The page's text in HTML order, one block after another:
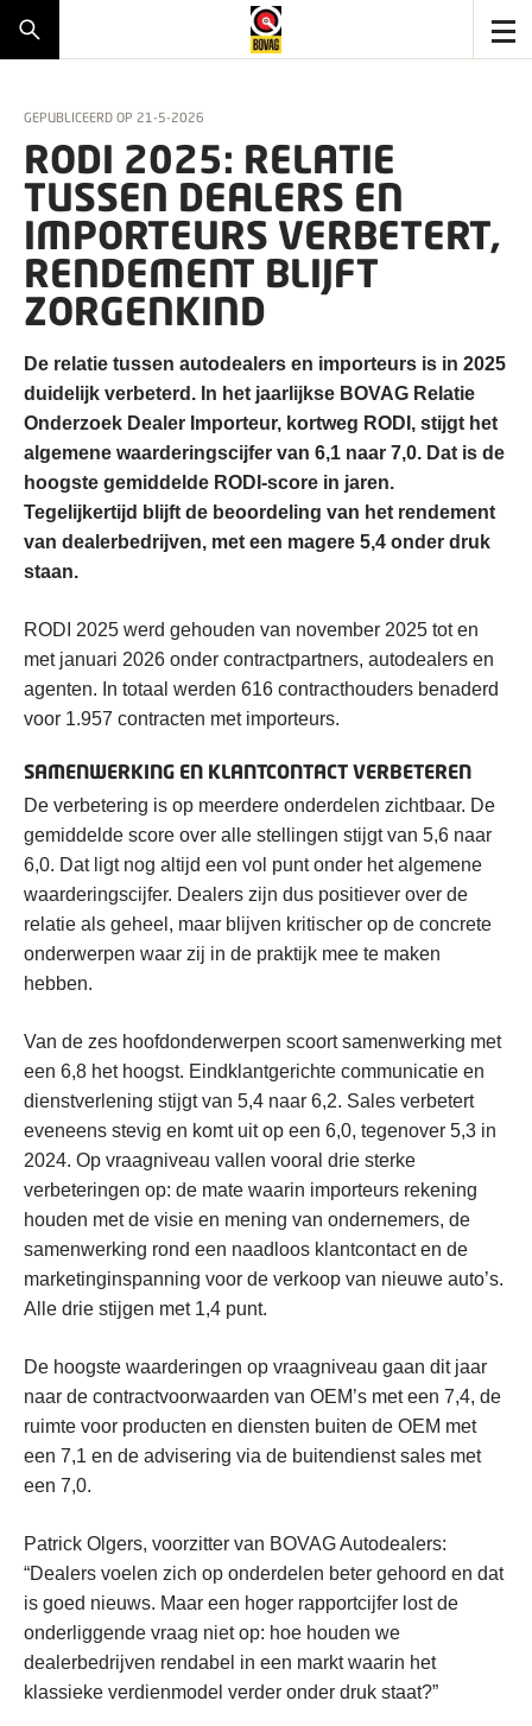
GEPUBLICEERD OP 21-5-2026
RODI 2025: RELATIE
TUSSEN DEALERS EN
IMPORTEURS VERBETERT,
RENDEMENT BLIJFT
ZORGENKIND
De relatie tussen autodealers en importeurs is in 2025
duidelijk verbeterd. In het jaarlijkse BOVAG Relatie
Onderzoek Dealer Importeur, kortweg RODI, stijgt het
algemene waarderingscijfer van 6,1 naar 7,0. Dat is de
hoogste gemiddelde RODI-score in jaren.
Tegelijkertijd blijft de beoordeling van het rendement
van dealerbedrijven, met een magere 5,4 onder druk
staan.
RODI 2025 werd gehouden van november 2025 tot en
met januari 2026 onder contractpartners, autodealers en
agenten. In totaal werden 616 contracthouders benaderd
voor 1.957 contracten met importeurs.
SAMENWERKING EN KLANTCONTACT VERBETEREN
De verbetering is op meerdere onderdelen zichtbaar. De
gemiddelde score over alle stellingen stijgt van 5,6 naar
6,0. Dat ligt nog altijd een vol punt onder het algemene
waarderingscijfer. Dealers zijn dus positiever over de
relatie als geheel, maar blijven kritischer op de concrete
onderwerpen waar zij in de praktijk mee te maken
hebben.
Van de zes hoofdonderwerpen scoort samenwerking met
een 6,8 het hoogst. Eindklantgerichte communicatie en
dienstverlening stijgt van 5,4 naar 6,2. Sales verbetert
eveneens stevig en komt uit op een 6,0, tegenover 5,3 in
2024. Op vraagniveau vallen vooral drie sterke
verbeteringen op: de mate waarin importeurs rekening
houden met de visie en mening van ondernemers, de
samenwerking rond een naadloos klantcontact en de
marketinginspanning voor de verkoop van nieuwe auto’s.
Alle drie stijgen met 1,4 punt.
De hoogste waarderingen op vraagniveau gaan dit jaar
naar de contractvoorwaarden van OEM’s met een 7,4, de
ruimte voor producten en diensten buiten de OEM met
een 7,1 en de advisering via de buitendienst sales met
een 7,0.
Patrick Olgers, voorzitter van BOVAG Autodealers:
“Dealers voelen zich op onderdelen beter gehoord en dat
is goed nieuws. Maar een hoger rapportcijfer lost de
onderliggende vraag niet op: hoe houden we
dealerbedrijven rendabel in een markt waarin het
klassieke verdienmodel verder onder druk staat?”